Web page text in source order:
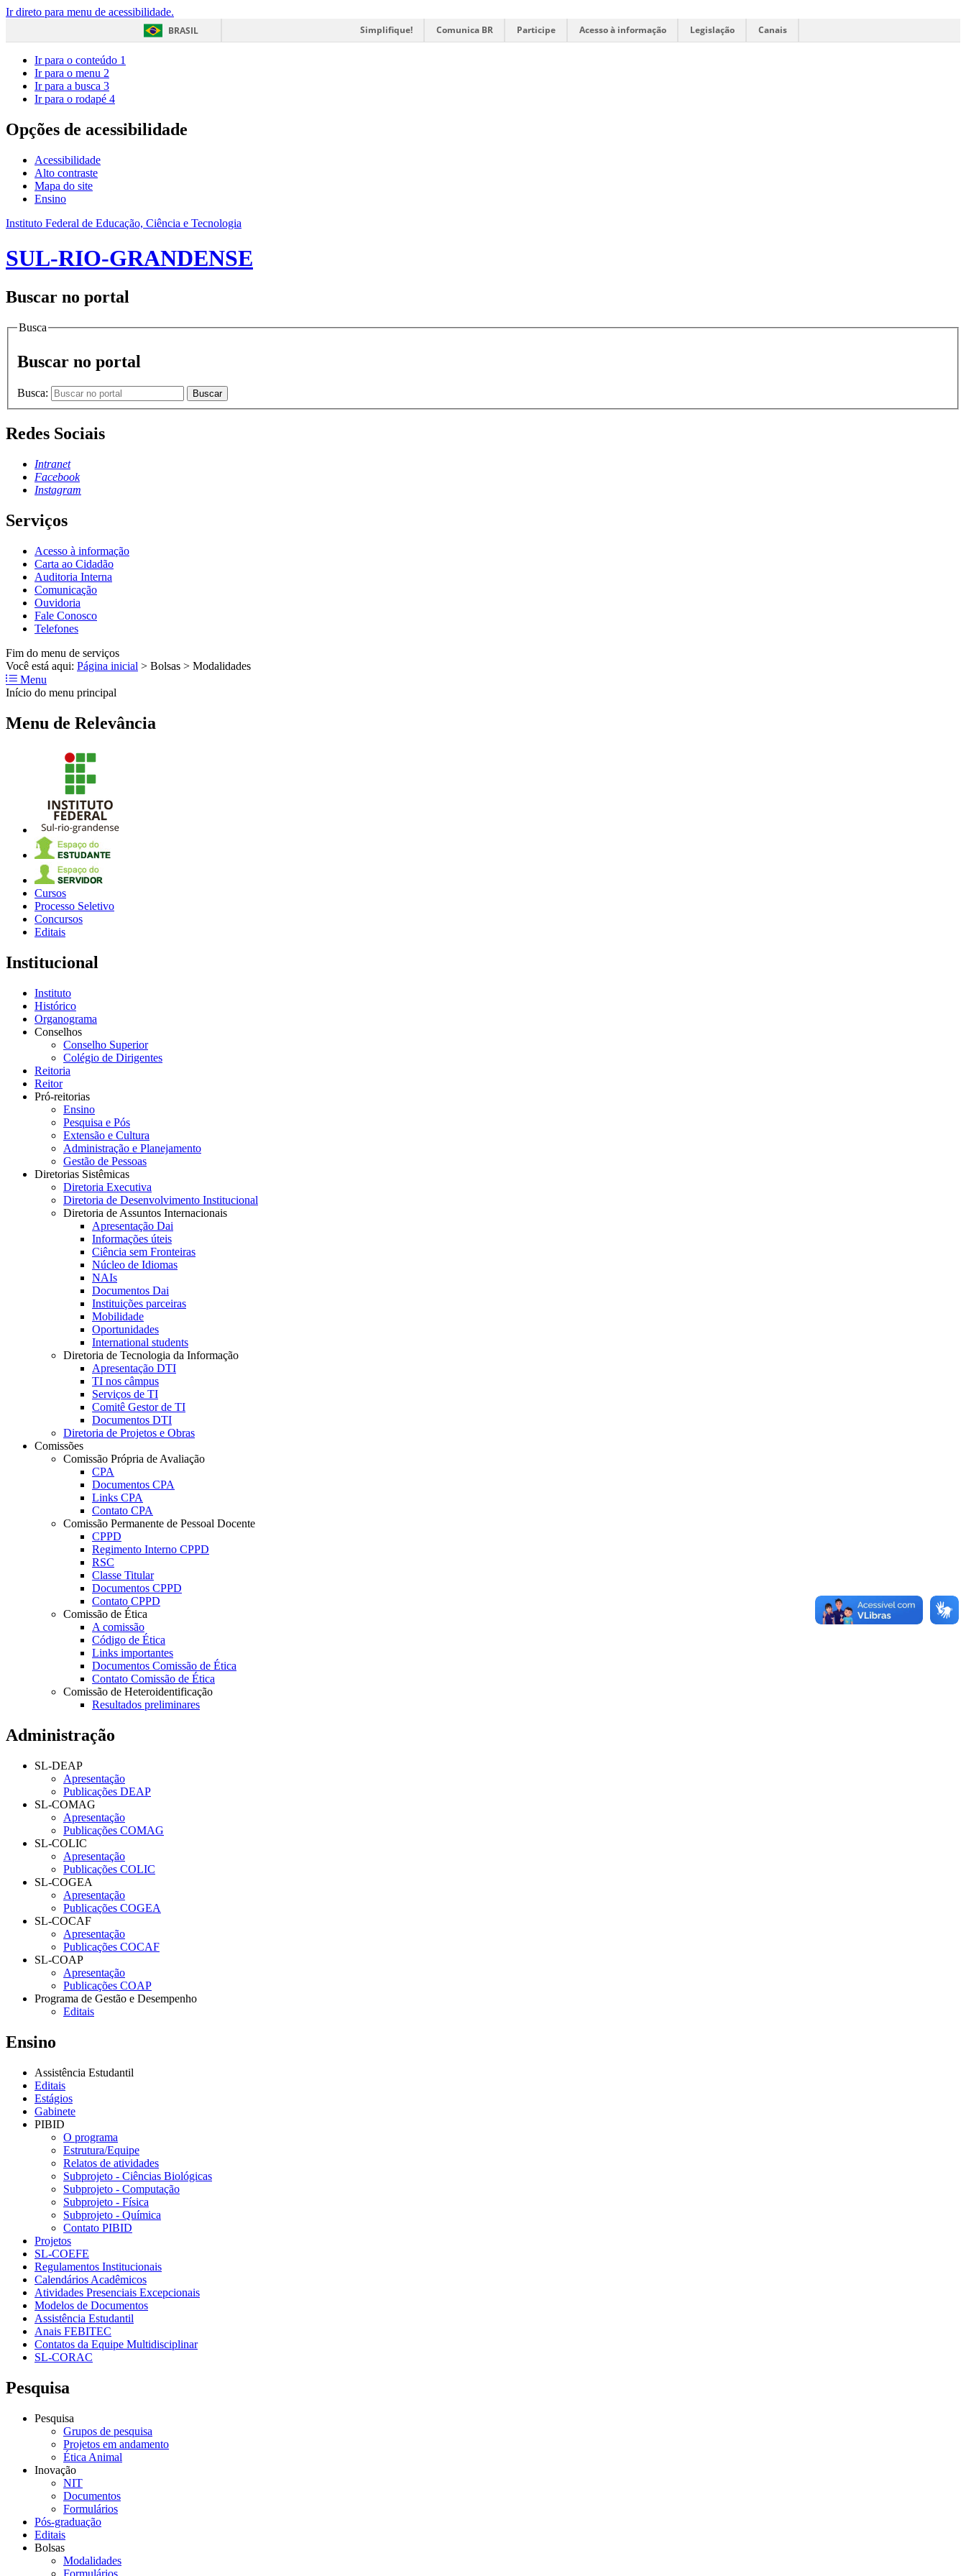
Ir direto para menu de acessibilidade.
BRASIL
Simplifique! Comunica BR Participe Acesso à informação Legislação Canais
Ir para o conteúdo 1
Ir para o menu 2
Ir para a busca 3
Ir para o rodapé 4
Opções de acessibilidade
Acessibilidade
Alto contraste
Mapa do site
Ensino
Instituto Federal de Educação, Ciência e Tecnologia
SUL-RIO-GRANDENSE
Buscar no portal
Busca
Buscar no portal
Busca: Buscar
Redes Sociais
Intranet
Facebook
Instagram
Serviços
Acesso à informação
Carta ao Cidadão
Auditoria Interna
Comunicação
Ouvidoria
Fale Conosco
Telefones
Fim do menu de serviços
Você está aqui: Página inicial > Bolsas > Modalidades
Menu
Início do menu principal
Menu de Relevância
Cursos
Processo Seletivo
Concursos
Editais
Institucional
Instituto
Histórico
Organograma
Conselhos
Conselho Superior
Colégio de Dirigentes
Reitoria
Reitor
Pró-reitorias
Ensino
Pesquisa e Pós
Extensão e Cultura
Administração e Planejamento
Gestão de Pessoas
Diretorias Sistêmicas
Diretoria Executiva
Diretoria de Desenvolvimento Institucional
Diretoria de Assuntos Internacionais
Apresentação Dai
Informações úteis
Ciência sem Fronteiras
Núcleo de Idiomas
NAIs
Documentos Dai
Instituições parceiras
Mobilidade
Oportunidades
International students
Diretoria de Tecnologia da Informação
Apresentação DTI
TI nos câmpus
Serviços de TI
Comitê Gestor de TI
Documentos DTI
Diretoria de Projetos e Obras
Comissões
Comissão Própria de Avaliação
CPA
Documentos CPA
Links CPA
Contato CPA
Comissão Permanente de Pessoal Docente
CPPD
Regimento Interno CPPD
RSC
Classe Titular
Documentos CPPD
Contato CPPD
Comissão de Ética
A comissão
Código de Ética
Links importantes
Documentos Comissão de Ética
Contato Comissão de Ética
Comissão de Heteroidentificação
Resultados preliminares
Administração
SL-DEAP
Apresentação
Publicações DEAP
SL-COMAG
Apresentação
Publicações COMAG
SL-COLIC
Apresentação
Publicações COLIC
SL-COGEA
Apresentação
Publicações COGEA
SL-COCAF
Apresentação
Publicações COCAF
SL-COAP
Apresentação
Publicações COAP
Programa de Gestão e Desempenho
Editais
Ensino
Assistência Estudantil
Editais
Estágios
Gabinete
PIBID
O programa
Estrutura/Equipe
Relatos de atividades
Subprojeto - Ciências Biológicas
Subprojeto - Computação
Subprojeto - Física
Subprojeto - Química
Contato PIBID
Projetos
SL-COEFE
Regulamentos Institucionais
Calendários Acadêmicos
Atividades Presenciais Excepcionais
Modelos de Documentos
Assistência Estudantil
Anais FEBITEC
Contatos da Equipe Multidisciplinar
SL-CORAC
Pesquisa
Pesquisa
Grupos de pesquisa
Projetos em andamento
Ética Animal
Inovação
NIT
Documentos
Formulários
Pós-graduação
Editais
Bolsas
Modalidades
Formulários